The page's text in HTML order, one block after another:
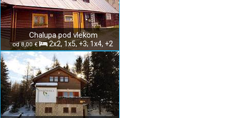
Chalupa pod vlekom
od 8,00 € 2x2, 1x5, +3; 1x4, +2